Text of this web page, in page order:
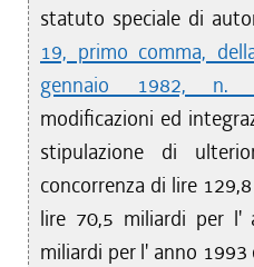
statuto speciale di
19, primo comma,
gennaio 1982, n.
modificazioni ed
stipulazione di
concorrenza di lire
lire 70,5 miliardi per l'
miliardi per l' anno